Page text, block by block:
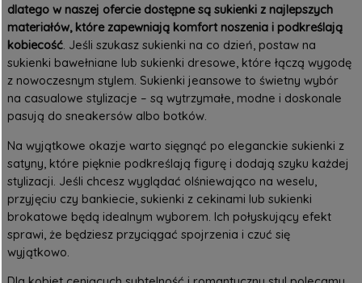
dlatego w naszej ofercie dostępne są sukienki z najlepszych
materiałów, które zapewniają komfort noszenia i podkreślają
kobiecość. Jeśli szukasz sukienki na co dzień, postaw na
sukienki bawełniane lub sukienki dresowe, które łączą wygodę
z nowoczesnym stylem. Sukienki jeansowe to świetny wybór
na casualowe stylizacje – są wytrzymałe, modne i doskonale
pasują do sneakersów albo botków.
Na wyjątkowe okazje warto sięgnąć po eleganckie sukienki z
satyny, które pięknie podkreślają figurę i dodają szyku każdej
stylizacji. Jeśli chcesz wyglądać olśniewająco na weselu,
przyjęciu czy bankiecie, sukienki z cekinami lub sukienki
brokatowe będą idealnym wyborem. Ich połyskujący efekt
sprawi, że będziesz przyciągać spojrzenia i czuć się
wyjątkowo.